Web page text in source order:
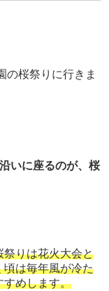
の桜祭りに行きま
いに座るのが、桜
祭りは花火大会と
頃は毎年風が冷た
すめします。